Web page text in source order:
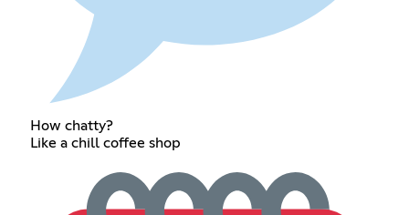
How chatty?
Like a chill coffee shop